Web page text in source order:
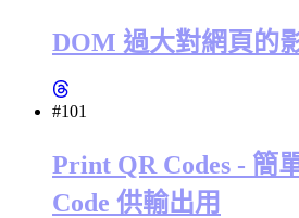
DOM 過大對網頁的
#101
Print QR Codes - 簡
Code 供輸出用